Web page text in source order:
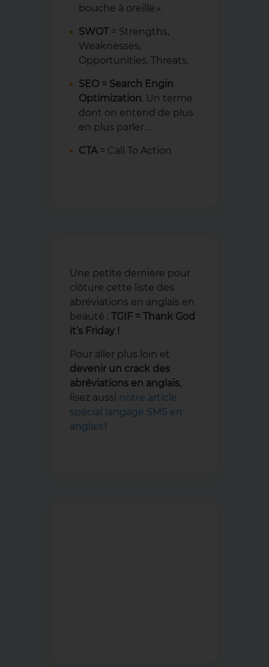
bouche à oreille ».
SWOT= Strengths,
Weaknesses,
Opportunities, Threats.
SEO = Search Engin
Optimization. Un terme
dont on entend de plus
en plus parler…
CTA= Call To Action
Une petite dernière pour
clôture cette liste des
abréviations en anglais en
beauté :TGIF = Thank God
it’s Friday !
Pour aller plus loin et
devenir un crack des
abréviations en anglais,
lisez aussi notre article
spécial langage SMS en
anglais !